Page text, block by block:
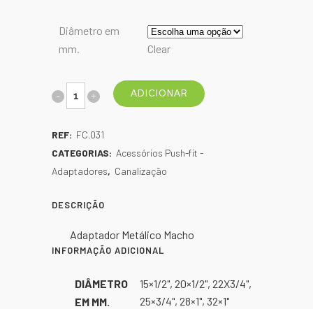
Diâmetro em
mm.
Clear
Adaptador
quantity
ADICIONAR
REF: FC.031
CATEGORIAS: Acessórios Push-fit -
Adaptadores, Canalização
DESCRIÇÃO
Adaptador Metálico Macho
INFORMAÇÃO ADICIONAL
DIÂMETRO
EM MM.
15×1/2", 20×1/2", 22X3/4",
25×3/4", 28×1", 32×1"